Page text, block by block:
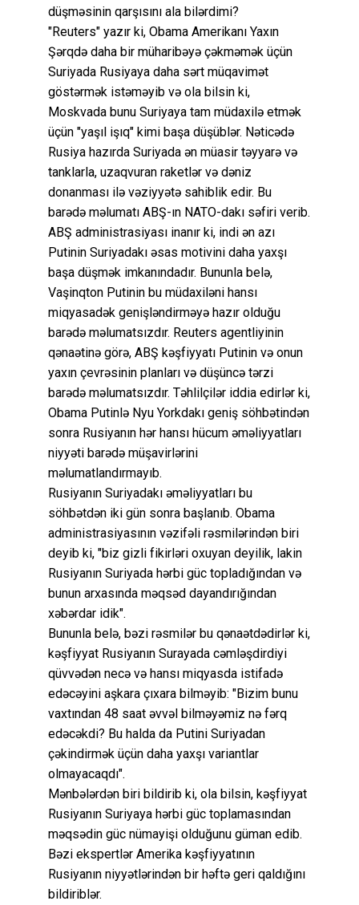
düşməsinin qarşısını ala bilərdimi?
"Reuters" yazır ki, Obama Amerikanı Yaxın
Şərqdə daha bir müharibəyə çəkməmək üçün
Suriyada Rusiyaya daha sərt müqavimət
göstərmək istəməyib və ola bilsin ki,
Moskvada bunu Suriyaya tam müdaxilə etmək
üçün "yaşıl işıq" kimi başa düşüblər. Nəticədə
Rusiya hazırda Suriyada ən müasir təyyarə və
tanklarla, uzaqvuran raketlər və dəniz
donanması ilə vəziyyətə sahiblik edir. Bu
barədə məlumatı ABŞ-ın NATO-dakı səfiri verib.
ABŞ administrasiyası inanır ki, indi ən azı
Putinin Suriyadakı əsas motivini daha yaxşı
başa düşmək imkanındadır. Bununla belə,
Vaşinqton Putinin bu müdaxiləni hansı
miqyasadək genişləndirməyə hazır olduğu
barədə məlumatsızdır. Reuters agentliyinin
qənaətinə görə, ABŞ kəşfiyyatı Putinin və onun
yaxın çevrəsinin planları və düşüncə tərzi
barədə məlumatsızdır. Təhlilçilər iddia edirlər ki,
Obama Putinlə Nyu Yorkdakı geniş söhbətindən
sonra Rusiyanın hər hansı hücum əməliyyatları
niyyəti barədə müşavirlərini
məlumatlandırmayıb.
Rusiyanın Suriyadakı əməliyyatları bu
söhbətdən iki gün sonra başlanıb. Obama
administrasiyasının vəzifəli rəsmilərindən biri
deyib ki, "biz gizli fikirləri oxuyan deyilik, lakin
Rusiyanın Suriyada hərbi güc topladığından və
bunun arxasında məqsəd dayandırığından
xəbərdar idik".
Bununla belə, bəzi rəsmilər bu qənaətdədirlər ki,
kəşfiyyat Rusiyanın Surayada cəmləşdirdiyi
qüvvədən necə və hansı miqyasda istifadə
edəcəyini aşkara çıxara bilməyib: "Bizim bunu
vaxtından 48 saat əvvəl bilməyəmiz nə fərq
edəcəkdi? Bu halda da Putini Suriyadan
çəkindirmək üçün daha yaxşı variantlar
olmayacaqdı".
Mənbələrdən biri bildirib ki, ola bilsin, kəşfiyyat
Rusiyanın Suriyaya hərbi güc toplamasından
məqsədin güc nümayişi olduğunu güman edib.
Bəzi ekspertlər Amerika kəşfiyyatının
Rusiyanın niyyətlərindən bir həftə geri qaldığını
bildiriblər.